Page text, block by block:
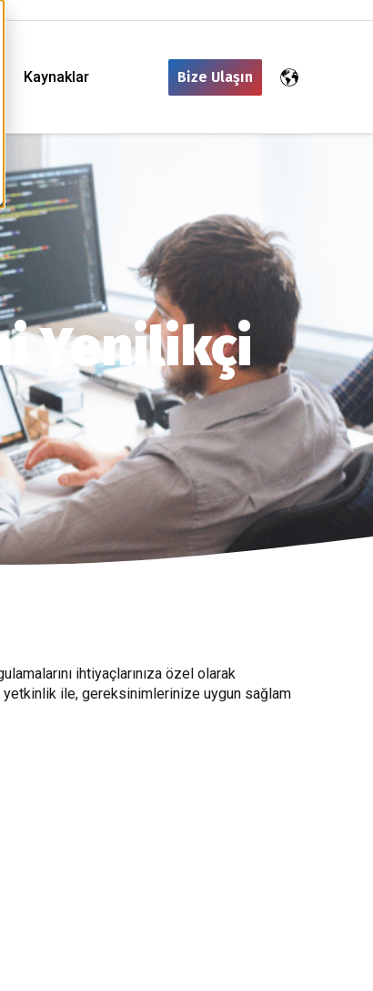
Kaynaklar Bize Ulaşın
Yenilikçi
ihtiyaçlarınıza özel olarak
ile, gereksinimlerinize uygun sağlam